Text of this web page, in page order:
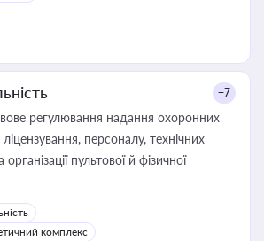
+7
регулювання надання охоронних
персоналу, технічних
пультової й фізичної
комплекс